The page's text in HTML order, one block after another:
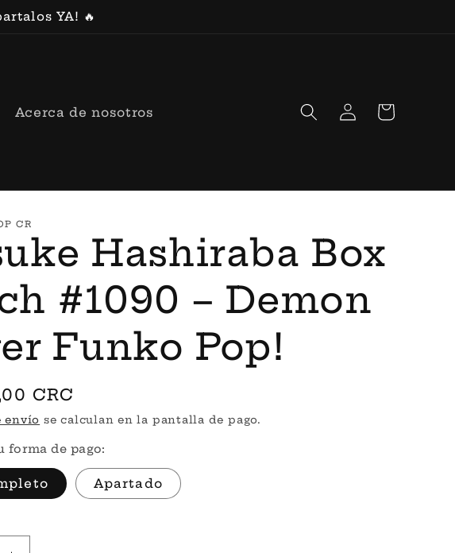
YA! 🔥
Acerca de nosotros
Iniciar
sesión
Carrito
CR
Hashiraba Box
#1090 – Demon
Funko Pop!
CRC
envío se calculan en la pantalla de pago.
forma de pago:
Apartado